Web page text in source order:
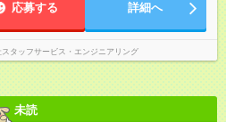
応募する 詳細へ
スタッフサービス・エンジニアリング
未読